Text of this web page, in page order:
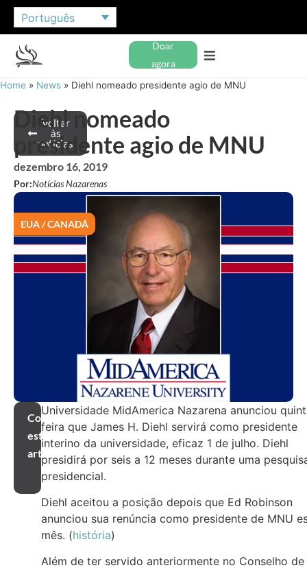
Português
Doar
agora
Home » News » Diehl nomeado presidente agio de MNU
Voltar
às
notícias
Diehl nomeado
presidente agio de MNU
dezembro 16, 2019
Por:Notícias Nazarenas
EUA / CANADÁ
Compartilhar
este
artigo
Universidade MidAmerica Nazarena anunciou
feira que James H. Diehl servirá como presidente
interino da universidade, eficaz 1 de julho. Diehl
presidirá por seis a 12 meses durante uma
presidencial.
Diehl aceitou a posição depois que Ed Robinson
anunciou sua renúncia como presidente de MNU
mês. (história)
Além de ter servido anteriormente no Conselho de